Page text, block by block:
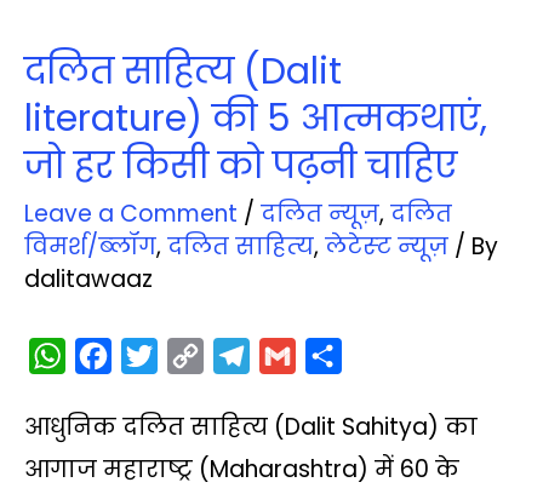
दलित साहित्य (Dalit
literature) की 5 आत्मकथाएं,
जो हर किसी को पढ़नी चाहिए
Leave a Comment / दलित न्‍यूज़, दलित
विमर्श/ब्‍लॉग, दलित साहित्‍य, लेटेस्‍ट न्‍यूज़ / By
dalitawaaz
W
a
t
c
e
i
t
p
y
l
e
a
i
a
r
आधुनिक दलित साहित्य (Dalit Sahitya) का
आगाज महाराष्ट्र (Maharashtra) में 60 के